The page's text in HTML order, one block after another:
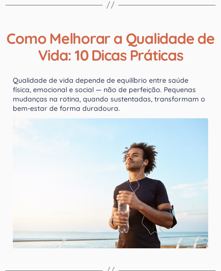
Como Melhorar a Qualidade de
Vida: 10 Dicas Práticas
Qualidade de vida depende de equilíbrio entre saúde
física, emocional e social — não de perfeição. Pequenas
mudanças na rotina, quando sustentadas, transformam o
bem-estar de forma duradoura.